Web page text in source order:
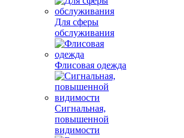
Для сферы
обслуживания
Флисовая одежда
Сигнальная,
повышенной
видимости